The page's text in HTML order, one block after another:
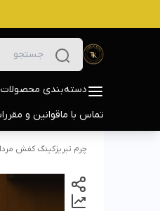
دسته‌بندی محصولات
تماس با ماقوانین و
چرم تبریزکینگ کفش